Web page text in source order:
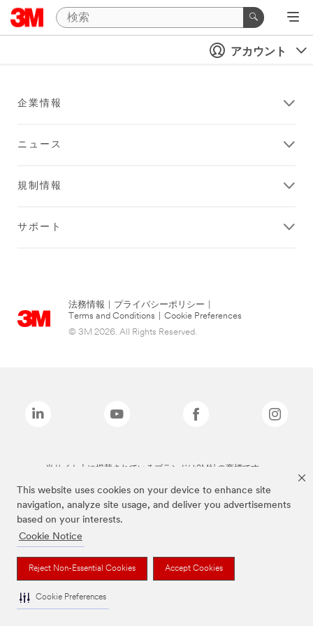
This website uses cookies on your device to enhance site
navigation, analyze site usage, and deliver you advertisements
based on your interests.
Cookie Notice
Reject Non-Essential Cookies Accept Cookies
Cookie Preferences
アカウント
企業情報
ニュース
規制情報
サポート
法務情報 プライバシーポリシー
Terms and Conditions
Cookie Preferences
© 3M 2026. All Rights Reserved.
当サイト上に掲載されているブランドは3M社の商標です。